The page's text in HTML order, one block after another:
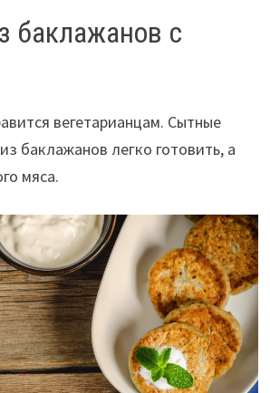
баклажанов с
вегетарианцам. Сытные
баклажанов легко готовить, а
мяса.